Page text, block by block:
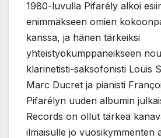
1980-luvulla Pifarély alkoi
enimmäkseen omien
kanssa, ja hänen tärkeiksi
yhteistyökumppaneikseen
klarinetisti-saksofonisti Louis
Marc Ducret ja pianisti
Pifarélyn uuden albumin
Records on ollut tärkeä
ilmaisulle jo vuosikymmenten